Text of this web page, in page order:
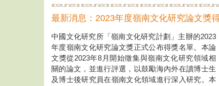
最新消息：2023年度嶺南文化研究論文獎
中國文化研究所「嶺南文化研究計劃」主辦的2023
年度嶺南文化研究論文獎正式公布得獎名單。本論
文獎從2023年8月開始徵集與嶺南文化研究領域相
關的論文，並進行評選，以鼓勵海內外在讀博士生
及博士後研究員在嶺南文化領域進行深入研究。本